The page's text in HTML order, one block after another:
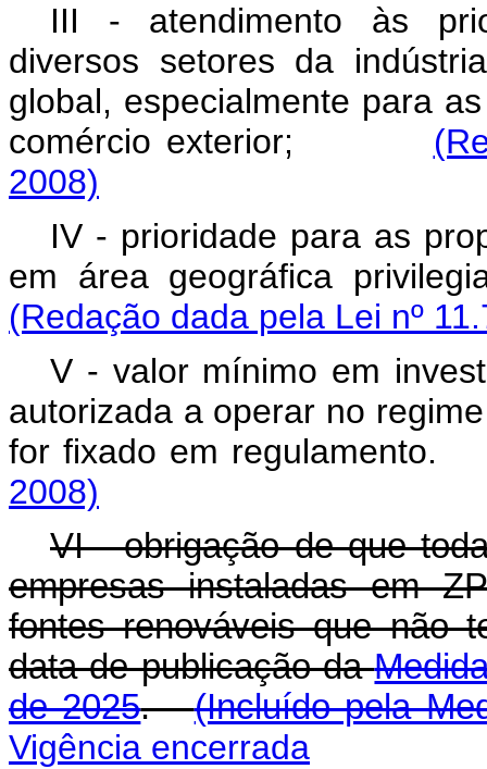
III - atendimento às
diversos setores da
global, especialmente para
comércio exterior;
2008)
IV - prioridade para as
em área geográfica
(Redação dada pela Lei nº
V - valor mínimo em
autorizada a operar no
for fixado em
2008)
VI - obrigação de que
empresas instaladas em
fontes renováveis que não
data de publicação da
de 2025.(Incluído pela
Vigência encerrada